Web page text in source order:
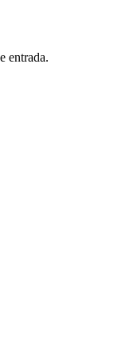
entrada.